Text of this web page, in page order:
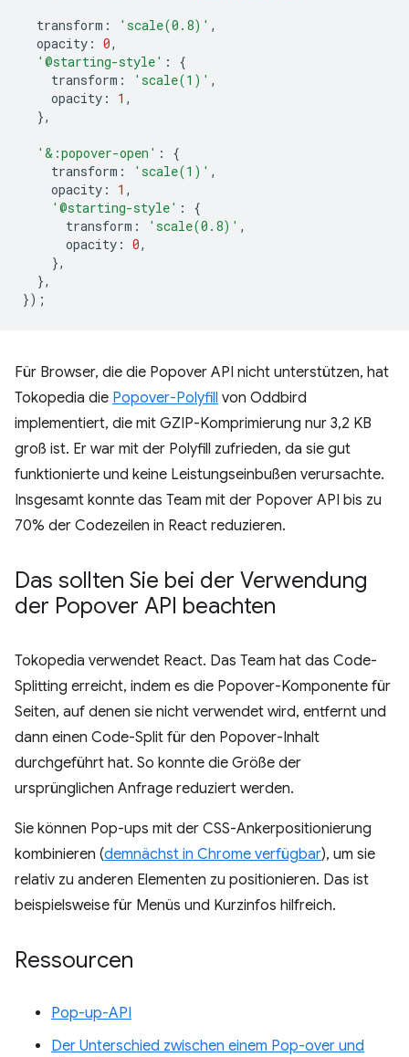
transform : 'scale(0.8)' ,
opacity : 0,
'@starting-style' :
{
transform : 'scale(1)' ,
opacity : 1 ,
},
'&:popover-open' :
{
transform : 'scale(1)' ,
opacity : 1 ,
'@starting-style' :
{
transform : 'scale(0.8)' ,
opacity : 0,
},
},
});
Für Browser, die die Popover API nicht unterstützen, hat
Tokopedia die Popover-Polyfill von Oddbird
implementiert, die mit GZIP-Komprimierung nur 3,2 KB
groß ist. Er war mit der Polyfill zufrieden, da sie gut
funktionierte und keine Leistungseinbußen verursachte.
Insgesamt konnte das Team mit der Popover API bis zu
70% der Codezeilen in React reduzieren.
Das sollten Sie bei der Verwendung
der Popover API beachten
Tokopedia verwendet React. Das Team hat das Code-
Splitting erreicht, indem es die Popover-Komponente für
Seiten, auf denen sie nicht verwendet wird, entfernt und
dann einen Code-Split für den Popover-Inhalt
durchgeführt hat. So konnte die Größe der
ursprünglichen Anfrage reduziert werden.
Sie können Pop-ups mit der CSS-Ankerpositionierung
kombinieren (demnächst in Chrome verfügbar), um sie
relativ zu anderen Elementen zu positionieren. Das ist
beispielsweise für Menüs und Kurzinfos hilfreich.
Ressourcen
Pop-up-API
Der Unterschied zwischen einem Pop-over und